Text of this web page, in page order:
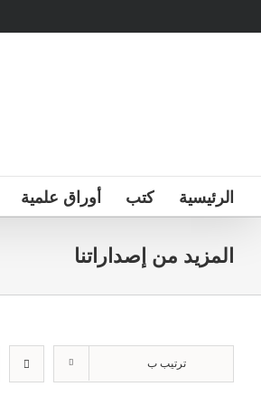
to
الرئيسية كتب أوراق علمية
المزيد من إصداراتنا
ترتيب ب